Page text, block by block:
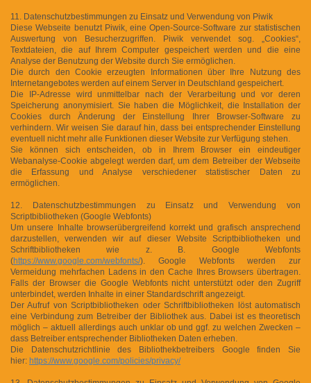
11. Datenschutzbestimmungen zu Einsatz und Verwendung von Piwik
Diese Webseite benutzt Piwik, eine Open-Source-Software zur statistischen
Auswertung von Besucherzugriffen. Piwik verwendet sog. „Cookies“,
Textdateien, die auf Ihrem Computer gespeichert werden und die eine
Analyse der Benutzung der Website durch Sie ermöglichen.
Die durch den Cookie erzeugten Informationen über Ihre Nutzung des
Internetangebotes werden auf einem Server in Deutschland gespeichert.
Die IP-Adresse wird unmittelbar nach der Verarbeitung und vor deren
Speicherung anonymisiert. Sie haben die Möglichkeit, die Installation der
Cookies durch Änderung der Einstellung Ihrer Browser-Software zu
verhindern. Wir weisen Sie darauf hin, dass bei entsprechender Einstellung
eventuell nicht mehr alle Funktionen dieser Website zur Verfügung stehen.
Sie können sich entscheiden, ob in Ihrem Browser ein eindeutiger
Webanalyse-Cookie abgelegt werden darf, um dem Betreiber der Webseite
die Erfassung und Analyse verschiedener statistischer Daten zu
ermöglichen.
12. Datenschutzbestimmungen zu Einsatz und Verwendung von
Scriptbibliotheken (Google Webfonts)
Um unsere Inhalte browserübergreifend korrekt und grafisch ansprechend
darzustellen, verwenden wir auf dieser Website Scriptbibliotheken und
Schriftbibliotheken wie z. B. Google Webfonts
(https://www.google.com/webfonts/). Google Webfonts werden zur
Vermeidung mehrfachen Ladens in den Cache Ihres Browsers übertragen.
Falls der Browser die Google Webfonts nicht unterstützt oder den Zugriff
unterbindet, werden Inhalte in einer Standardschrift angezeigt.
Der Aufruf von Scriptbibliotheken oder Schriftbibliotheken löst automatisch
eine Verbindung zum Betreiber der Bibliothek aus. Dabei ist es theoretisch
möglich – aktuell allerdings auch unklar ob und ggf. zu welchen Zwecken –
dass Betreiber entsprechender Bibliotheken Daten erheben.
Die Datenschutzrichtlinie des Bibliothekbetreibers Google finden Sie
hier: https://www.google.com/policies/privacy/